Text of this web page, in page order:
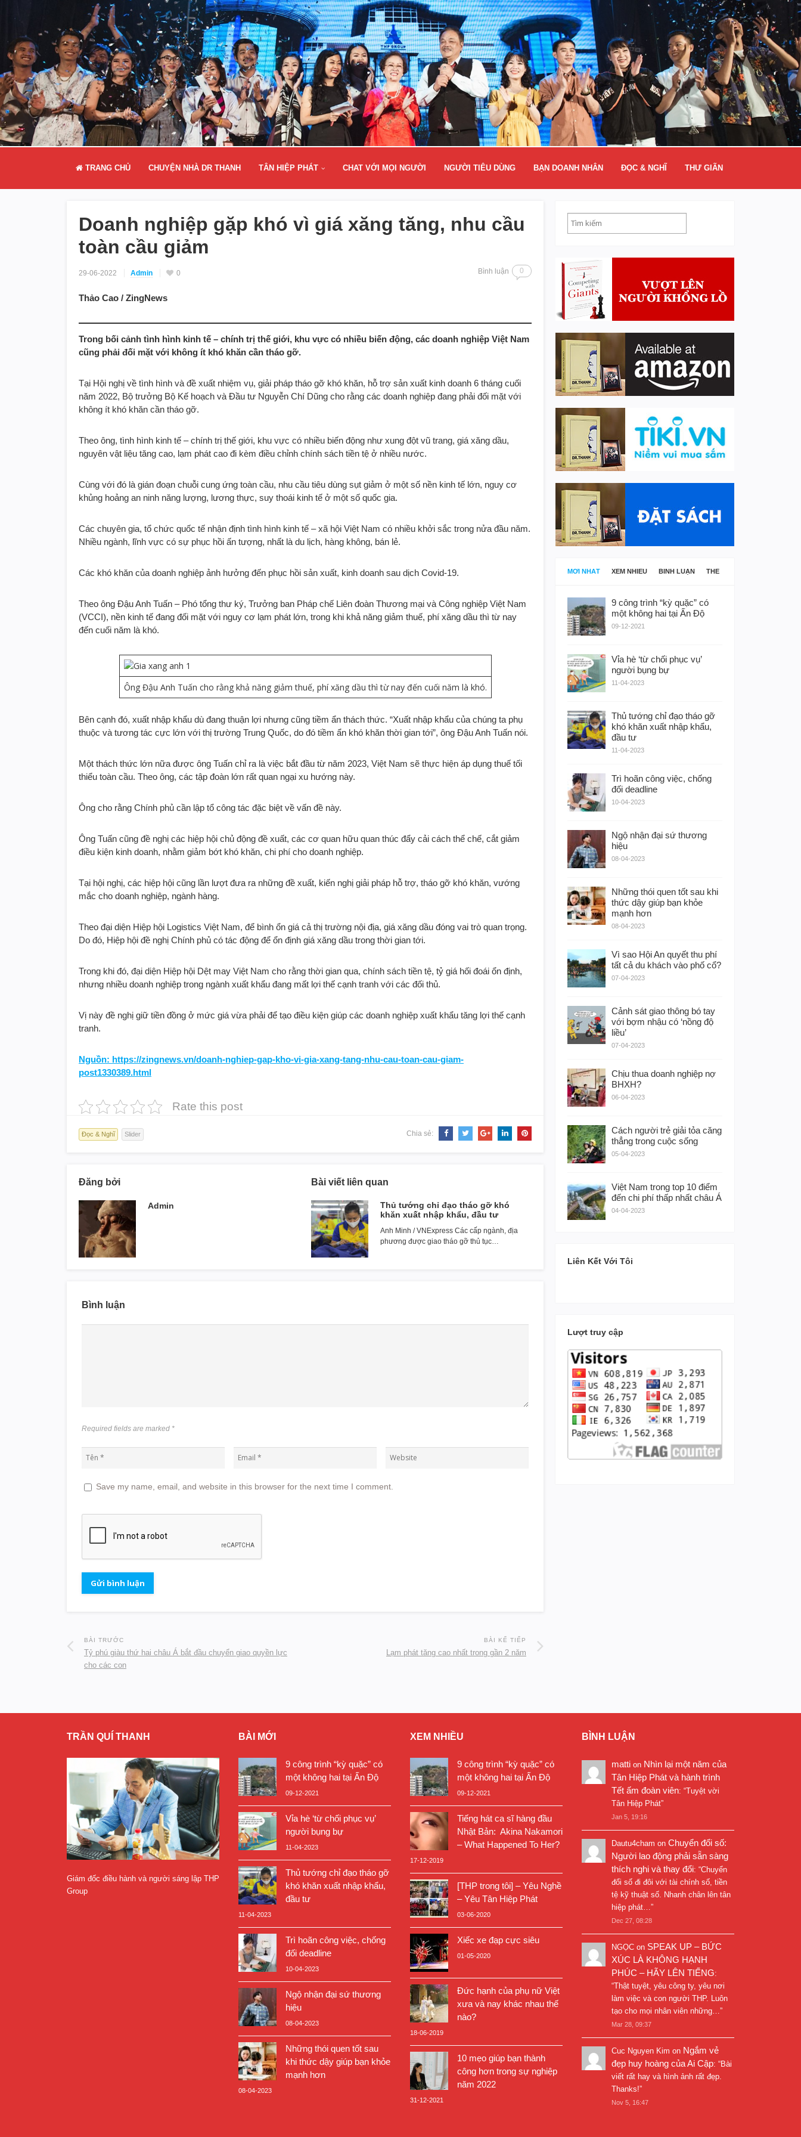
TRANG CHỦ CHUYỆN NHÀ DR THANH TÂN HIỆP PHÁT CHAT VỚI MỌI NGƯỜI NGƯỜI TIÊU DÙNG BẠN DOANH NHÂN ĐỌC & NGHĨ THƯ GIÃN
Doanh nghiệp gặp khó vì giá xăng tăng, nhu cầu
toàn cầu giảm
29-06-2022 Admin 0 Bình luận 0
Thảo Cao / ZingNews
Trong bối cảnh tình hình kinh tế – chính trị thế giới, khu vực có nhiều biến động, các doanh nghiệp Việt Nam
cũng phải đối mặt với không ít khó khăn cần tháo gỡ.
Tại Hội nghị về tình hình và đề xuất nhiệm vụ, giải pháp tháo gỡ khó khăn, hỗ trợ sản xuất kinh doanh 6 tháng cuối
năm 2022, Bộ trưởng Bộ Kế hoạch và Đầu tư Nguyễn Chí Dũng cho rằng các doanh nghiệp đang phải đối mặt với
không ít khó khăn cần tháo gỡ.
Theo ông, tình hình kinh tế – chính trị thế giới, khu vực có nhiều biến động như xung đột vũ trang, giá xăng dầu,
nguyên vật liệu tăng cao, lạm phát cao đi kèm điều chỉnh chính sách tiền tệ ở nhiều nước.
Cùng với đó là gián đoạn chuỗi cung ứng toàn cầu, nhu cầu tiêu dùng sụt giảm ở một số nền kinh tế lớn, nguy cơ
khủng hoảng an ninh năng lượng, lương thực, suy thoái kinh tế ở một số quốc gia.
Các chuyên gia, tổ chức quốc tế nhận định tình hình kinh tế – xã hội Việt Nam có nhiều khởi sắc trong nửa đầu năm.
Nhiều ngành, lĩnh vực có sự phục hồi ấn tượng, nhất là du lịch, hàng không, bán lẻ.
Các khó khăn của doanh nghiệp ảnh hưởng đến phục hồi sản xuất, kinh doanh sau dịch Covid-19.
Theo ông Đậu Anh Tuấn – Phó tổng thư ký, Trưởng ban Pháp chế Liên đoàn Thương mại và Công nghiệp Việt Nam
(VCCI), nền kinh tế đang đối mặt với nguy cơ lạm phát lớn, trong khi khả năng giảm thuế, phí xăng dầu thì từ nay
đến cuối năm là khó.
Ông Đậu Anh Tuấn cho rằng khả năng giảm thuế, phí xăng dầu thì từ nay đến cuối năm là khó.
Bên cạnh đó, xuất nhập khẩu dù đang thuận lợi nhưng cũng tiềm ẩn thách thức. “Xuất nhập khẩu của chúng ta phụ
thuộc và tương tác cực lớn với thị trường Trung Quốc, do đó tiềm ẩn khó khăn thời gian tới”, ông Đậu Anh Tuấn nói.
Một thách thức lớn nữa được ông Tuấn chỉ ra là việc bắt đầu từ năm 2023, Việt Nam sẽ thực hiện áp dụng thuế tối
thiểu toàn cầu. Theo ông, các tập đoàn lớn rất quan ngại xu hướng này.
Ông cho rằng Chính phủ cần lập tổ công tác đặc biệt về vấn đề này.
Ông Tuấn cũng đề nghị các hiệp hội chủ động đề xuất, các cơ quan hữu quan thúc đẩy cải cách thể chế, cắt giảm
điều kiện kinh doanh, nhằm giảm bớt khó khăn, chi phí cho doanh nghiệp.
Tại hội nghị, các hiệp hội cũng lần lượt đưa ra những đề xuất, kiến nghị giải pháp hỗ trợ, tháo gỡ khó khăn, vướng
mắc cho doanh nghiệp, ngành hàng.
Theo đại diện Hiệp hội Logistics Việt Nam, để bình ổn giá cả thị trường nội địa, giá xăng dầu đóng vai trò quan trọng.
Do đó, Hiệp hội đề nghị Chính phủ có tác động để ổn định giá xăng dầu trong thời gian tới.
Trong khi đó, đại diện Hiệp hội Dệt may Việt Nam cho rằng thời gian qua, chính sách tiền tệ, tỷ giá hối đoái ổn định,
nhưng nhiều doanh nghiệp trong ngành xuất khẩu đang mất lợi thế cạnh tranh với các đối thủ.
Vị này đề nghị giữ tiền đồng ở mức giá vừa phải để tạo điều kiện giúp các doanh nghiệp xuất khẩu tăng lợi thế cạnh
tranh.
Nguồn: https://zingnews.vn/doanh-nghiep-gap-kho-vi-gia-xang-tang-nhu-cau-toan-cau-giam-
post1330389.html
Rate this post
Đọc & Nghĩ Slider Chia sẻ:
Đăng bởi
Admin
Bài viết liên quan
Thủ tướng chỉ đạo tháo gỡ khó
khăn xuất nhập khẩu, đầu tư
Anh Minh / VNExpress Các cấp ngành, địa
phương được giao tháo gỡ thủ tục…
Bình luận
Required fields are marked *
Save my name, email, and website in this browser for the next time I comment.
BÀI TRƯỚC
Tỷ phú giàu thứ hai châu Á bắt đầu chuyển giao quyền lực
cho các con
BÀI KẾ TIẾP
Lạm phát tăng cao nhất trong gần 2 năm
MỚI NHẤT XEM NHIỀU BÌNH LUẬN THẺ
9 công trình “kỳ quặc” có
một không hai tại Ấn Độ
09-12-2021
Vỉa hè ‘từ chối phục vụ’
người bụng bự
11-04-2023
Thủ tướng chỉ đạo tháo gỡ
khó khăn xuất nhập khẩu,
đầu tư
11-04-2023
Trì hoãn công việc, chống
đối deadline
10-04-2023
Ngộ nhận đại sứ thương
hiệu
08-04-2023
Những thói quen tốt sau khi
thức dậy giúp bạn khỏe
mạnh hơn
08-04-2023
Vì sao Hội An quyết thu phí
tất cả du khách vào phố cổ?
07-04-2023
Cảnh sát giao thông bó tay
với bợm nhậu có ‘nồng độ
liều’
07-04-2023
Chịu thua doanh nghiệp nợ
BHXH?
06-04-2023
Cách người trẻ giải tỏa căng
thẳng trong cuộc sống
05-04-2023
Việt Nam trong top 10 điểm
đến chi phí thấp nhất châu Á
04-04-2023
Liên Kết Với Tôi
Lượt truy cập
TRẦN QUÍ THANH
Giám đốc điều hành và người sáng lập THP
Group
BÀI MỚI
9 công trình “kỳ quặc” có
một không hai tại Ấn Độ
09-12-2021
Vỉa hè ‘từ chối phục vụ’
người bụng bự
11-04-2023
Thủ tướng chỉ đạo tháo gỡ
khó khăn xuất nhập khẩu,
đầu tư
11-04-2023
Trì hoãn công việc, chống
đối deadline
10-04-2023
Ngộ nhận đại sứ thương
hiệu
08-04-2023
Những thói quen tốt sau
khi thức dậy giúp bạn khỏe
mạnh hơn
08-04-2023
XEM NHIỀU
9 công trình “kỳ quặc” có
một không hai tại Ấn Độ
09-12-2021
Tiếng hát ca sĩ hàng đầu
Nhật Bản: Akina Nakamori
– What Happened To Her?
17-12-2019
[THP trong tôi] – Yêu Nghề
– Yêu Tân Hiệp Phát
03-06-2020
Xiếc xe đạp cực siêu
01-05-2020
Đức hạnh của phụ nữ Việt
xưa và nay khác nhau thế
nào?
18-06-2019
10 mẹo giúp bạn thành
công hơn trong sự nghiệp
năm 2022
31-12-2021
BÌNH LUẬN
matti on Nhìn lại một năm của
Tân Hiệp Phát và hành trình
Tết ấm đoàn viên: “Tuyệt vời
Tân Hiệp Phát”
Jan 5, 19:16
Dautu4cham on Chuyển đổi số:
Người lao động phải sẵn sàng
thích nghi và thay đổi: “Chuyển
đổi số đi đôi với tài chính số, tiền
tệ kỹ thuật số. Nhanh chân lên tân
hiệp phát…”
Dec 27, 08:28
NGỌC on SPEAK UP – BỨC
XÚC LÀ KHÔNG HẠNH
PHÚC – HÃY LÊN TIẾNG:
“Thật tuyệt, yêu công ty, yêu nơi
làm việc và con người THP. Luôn
tạo cho mọi nhân viên những…”
Mar 28, 09:37
Cuc Nguyen Kim on Ngắm vẻ
đẹp huy hoàng của Ai Cập: “Bài
viết rất hay và hình ảnh rất đẹp.
Thanks!”
Nov 5, 16:47